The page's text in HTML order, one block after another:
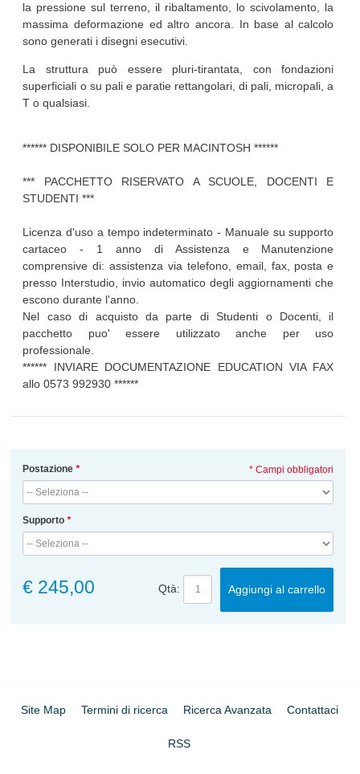
la pressione sul terreno, il ribaltamento, lo scivolamento, la
massima deformazione ed altro ancora. In base al calcolo
sono generati i disegni esecutivi.
La struttura può essere pluri-tirantata, con fondazioni
superficiali o su pali e paratie rettangolari, di pali, micropali, a
T o qualsiasi.
****** DISPONIBILE SOLO PER MACINTOSH ******
*** PACCHETTO RISERVATO A SCUOLE, DOCENTI E
STUDENTI ***
Licenza d'uso a tempo indeterminato - Manuale su supporto
cartaceo - 1 anno di Assistenza e Manutenzione
comprensive di: assistenza via telefono, email, fax, posta e
presso Interstudio, invio automatico degli aggiornamenti che
escono durante l'anno.
Nel caso di acquisto da parte di Studenti o Docenti, il
pacchetto puo' essere utilizzato anche per uso
professionale.
****** INVIARE DOCUMENTAZIONE EDUCATION VIA FAX
allo 0573 992930 ******
*
Postazione
*
Supporto
* Campi obbligatori
€ 245,00 Qtà: Aggiungi al carrello
Site Map Termini di ricerca Ricerca Avanzata Contattaci
RSS